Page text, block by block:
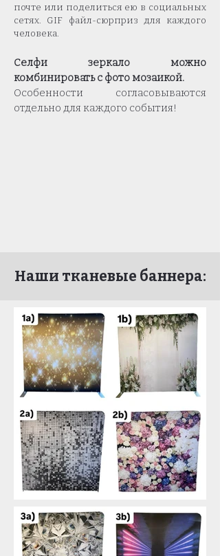
почте или поделиться ею в социальных
сетях. GIF файл-сюрприз для каждого
человека.
Селфи зеркало можно
комбинировать с фото мозаикой.
Особенности согласовываются
отдельно для каждого события!
Наши тканевые баннера: